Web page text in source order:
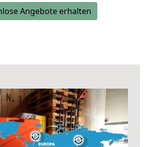
Angebote erhalten